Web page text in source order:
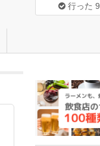
行った 9